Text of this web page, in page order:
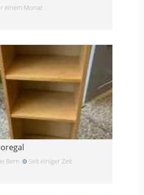
einem Monat
Bern Seit einiger Zeit